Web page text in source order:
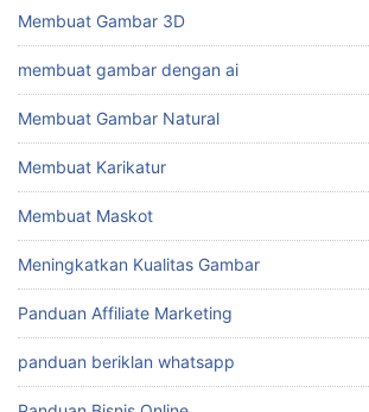
Membuat Gambar 3D
membuat gambar dengan ai
Membuat Gambar Natural
Membuat Karikatur
Membuat Maskot
Meningkatkan Kualitas Gambar
Panduan Affiliate Marketing
panduan beriklan whatsapp